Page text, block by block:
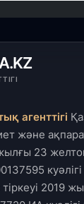
агенттігі
және
23
куәлігі
2019